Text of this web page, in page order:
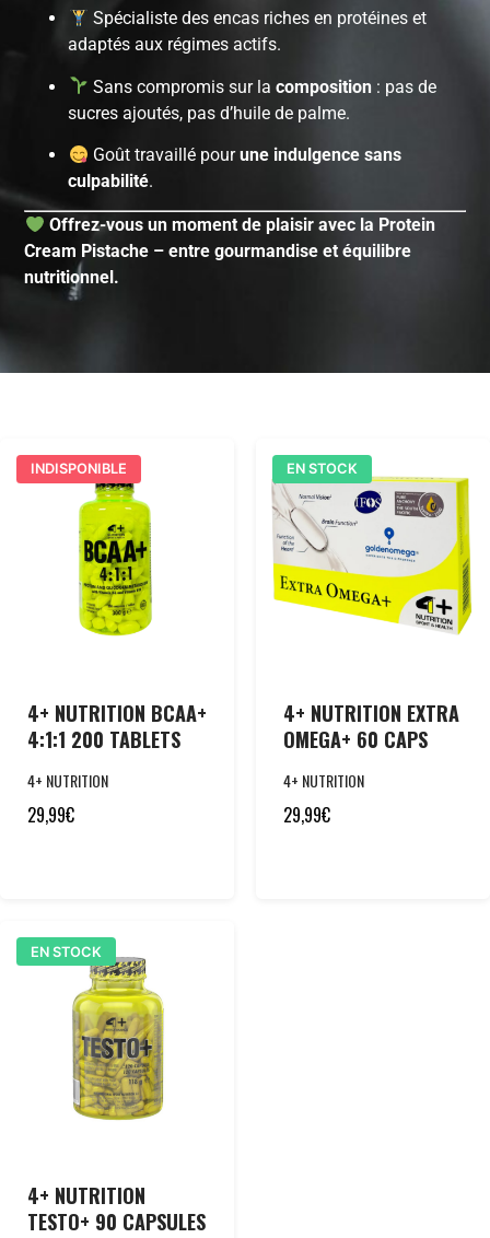
Spécialiste des encas riches en protéines et
adaptés aux régimes actifs.
Sans compromis sur la composition : pas de
sucres ajoutés, pas d’huile de palme.
Goût travaillé pourune indulgence sans
culpabilité.
Offrez-vous un moment de plaisir avec la Protein
Cream Pistache – entre gourmandise et équilibre
nutritionnel.
INDISPONIBLE
4+ NUTRITION BCAA+
4:1:1 200 TABLETS
4+ NUTRITION
29,99€
EN STOCK
4+ NUTRITION EXTRA
OMEGA+ 60 CAPS
4+ NUTRITION
29,99€
EN STOCK
4+ NUTRITION
TESTO+ 90 CAPSULES